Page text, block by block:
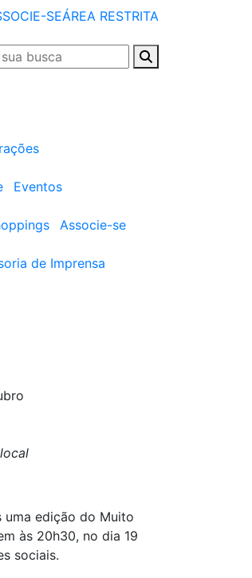
SEÁREA RESTRITA
Eventos
Associe-se
de Imprensa
uma edição do Muito
às 20h30, no dia 19
sociais.